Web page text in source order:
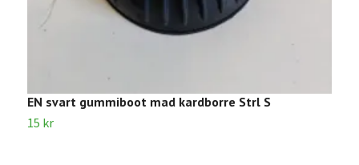
EN svart gummiboot mad kardborre Strl S
15 kr